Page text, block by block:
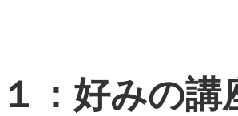
：好みの講